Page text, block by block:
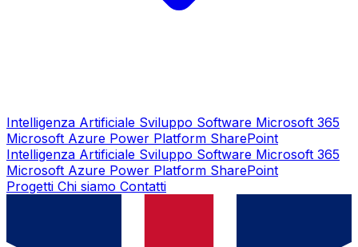
Intelligenza Artificiale Sviluppo Software Microsoft 365
Microsoft Azure Power Platform SharePoint
Intelligenza Artificiale Sviluppo Software Microsoft 365
Microsoft Azure Power Platform SharePoint
Progetti Chi siamo Contatti